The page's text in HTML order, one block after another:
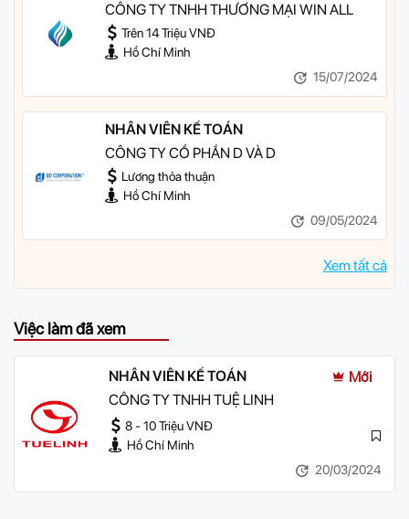
CÔNG TY TNHH THƯƠNG MẠI WIN ALL
Trên 14 Triệu VNĐ
Hồ Chí Minh
15/07/2024
NHÂN VIÊN KẾ TOÁN
CÔNG TY CỔ PHẦN D VÀ D
Lương thỏa thuận
Hồ Chí Minh
09/05/2024
Xem tất cả
Việc làm đã xem
NHÂN VIÊN KẾ TOÁN
Mới
CÔNG TY TNHH TUỆ LINH
8 - 10 Triệu VNĐ
Hồ Chí Minh
20/03/2024